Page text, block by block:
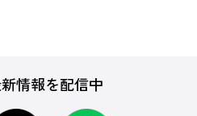
情報を配信中